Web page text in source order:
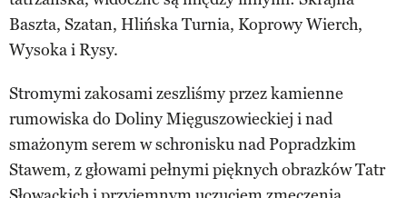
Baszta, Szatan, Hlińska Turnia, Koprowy Wierch,
Wysoka i Rysy.
Stromymi zakosami zeszliśmy przez kamienne
rumowiska do Doliny Mięguszowieckiej i nad
smażonym serem w schronisku nad Popradzkim
Stawem, z głowami pełnymi pięknych obrazków Tatr